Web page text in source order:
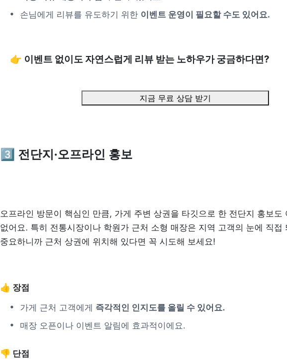
손님에게 리뷰를 유도하기 위한 이벤트 운영이 필요할 수도 있어요.
👉 이벤트 없이도 자연스럽게 리뷰 받는 노하우가 궁금하다면?
지금 무료 상담 받기
3️⃣ 전단지·오프라인 홍보
오프라인 방문이 핵심인 만큼, 가게 주변 상권을 타깃으로 한 전단지 홍보도
없어요. 특히 전통시장이나 학원가 근처 소형 매장은 지역 고객의 눈에 직접
중요하니까 근처 상권에 위치해 있다면 꼭 시도해 보세요!
👍 장점
가게 근처 고객에게 즉각적인 인지도를 올릴 수 있어요.
매장 오픈이나 이벤트 알림에 효과적이에요.
👎 단점